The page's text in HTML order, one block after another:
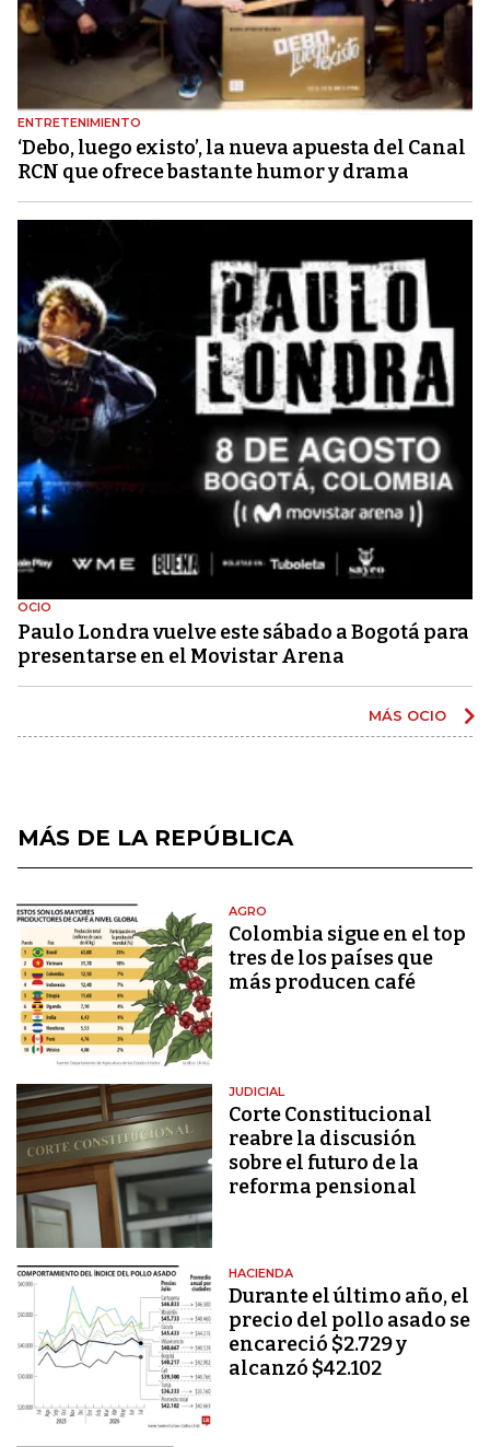
ENTRETENIMIENTO
‘Debo, luego existo’, la nueva apuesta del Canal
RCN que ofrece bastante humor y drama
OCIO
Paulo Londra vuelve este sábado a Bogotá para
presentarse en el Movistar Arena
MÁS OCIO
MÁS DE LA REPÚBLICA
AGRO
Colombia sigue en el top
tres de los países que
más producen café
JUDICIAL
Corte Constitucional
reabre la discusión
sobre el futuro de la
reforma pensional
HACIENDA
Durante el último año, el
precio del pollo asado se
encareció $2.729 y
alcanzó $42.102